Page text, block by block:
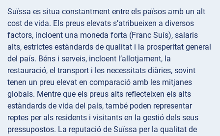
Suïssa es situa constantment entre els països amb un alt
cost de vida. Els preus elevats s’atribueixen a diversos
factors, incloent una moneda forta (Franc Suís), salaris
alts, estrictes estàndards de qualitat i la prosperitat general
del país. Béns i serveis, incloent l’allotjament, la
restauració, el transport i les necessitats diàries, sovint
tenen un preu elevat en comparació amb les mitjanes
globals. Mentre que els preus alts reflecteixen els alts
estàndards de vida del país, també poden representar
reptes per als residents i visitants en la gestió dels seus
pressupostos. La reputació de Suïssa per la qualitat de